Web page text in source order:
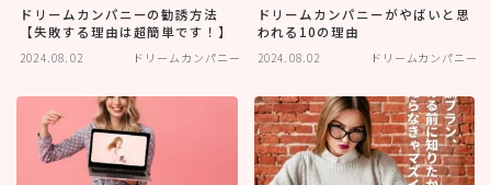
ドリームカンパニーの勧誘方法
【失敗する理由は超簡単です！】
2024.08.02 ドリームカンパニー
ドリームカンパニーがやばいと思
われる10の理由
2024.08.02 ドリームカンパニー